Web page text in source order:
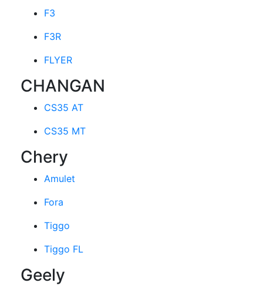
F3
F3R
FLYER
CHANGAN
CS35 AT
CS35 MT
Chery
Amulet
Fora
Tiggo
Tiggo FL
Geely